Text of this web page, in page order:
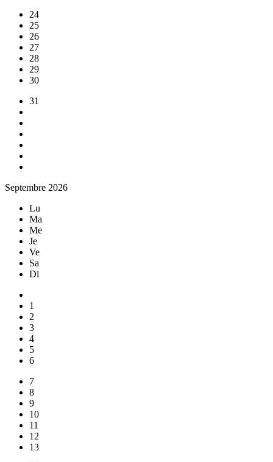
24
25
26
27
28
29
30
31
Septembre 2026
Lu
Ma
Me
Je
Ve
Sa
Di
1
2
3
4
5
6
7
8
9
10
11
12
13